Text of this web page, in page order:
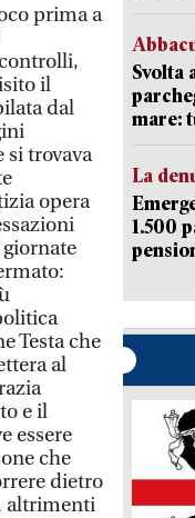
prima a
il
dal
si trovava
opera
Testa che
al
e il
essere
che
dietro
altrimenti
Svolta
mare:
La
1.500